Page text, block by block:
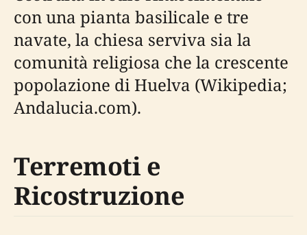
con una pianta basilicale e tre
navate, la chiesa serviva sia la
comunità religiosa che la crescente
popolazione di Huelva (Wikipedia;
Andalucia.com).
Terremoti e
Ricostruzione